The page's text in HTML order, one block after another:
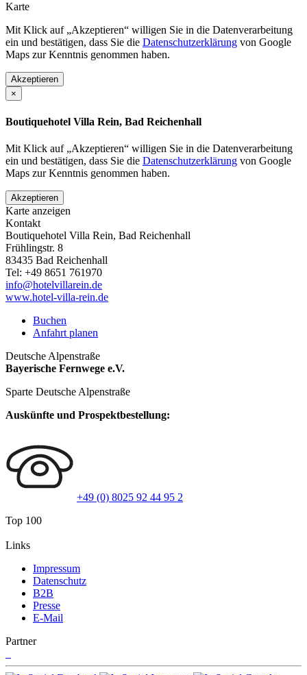
Karte
Mit Klick auf „Akzeptieren“ willigen Sie in die Datenverarbeitung
ein und bestätigen, dass Sie die Datenschutzerklärung von Google
Maps zur Kenntnis genommen haben.
Akzeptieren
×
Boutiquehotel Villa Rein, Bad Reichenhall
Mit Klick auf „Akzeptieren“ willigen Sie in die Datenverarbeitung
ein und bestätigen, dass Sie die Datenschutzerklärung von Google
Maps zur Kenntnis genommen haben.
Akzeptieren
Karte anzeigen
Kontakt
Boutiquehotel Villa Rein, Bad Reichenhall
Frühlingstr. 8
83435 Bad Reichenhall
Tel: +49 8651 761970
info@hotelvillarein.de
www.hotel-villa-rein.de
Buchen
Anfahrt planen
Deutsche Alpenstraße
Bayerische Fernwege e.V.
Sparte Deutsche Alpenstraße
Auskünfte und Prospektbestellung:
+49 (0) 8025 92 44 95 2
Top 100
Links
Impressum
Datenschutz
B2B
Presse
E-Mail
Partner